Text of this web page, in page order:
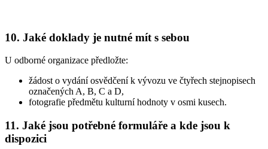
10. Jaké doklady je nutné mít s sebou
U odborné organizace předložte:
žádost o vydání osvědčení k vývozu ve čtyřech stejnopisech
označených A, B, C a D,
fotografie předmětu kulturní hodnoty v osmi kusech.
11. Jaké jsou potřebné formuláře a kde jsou k
dispozici